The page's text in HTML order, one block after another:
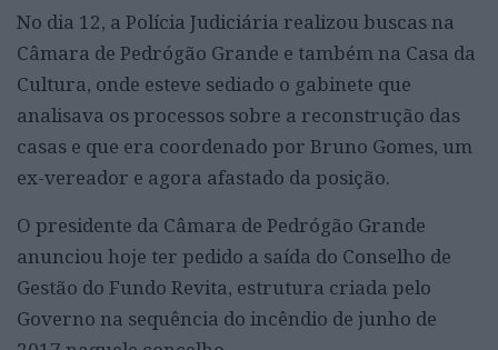
No dia 12, a Polícia Judiciária realizou buscas na
Câmara de Pedrógão Grande e também na Casa da
Cultura, onde esteve sediado o gabinete que
analisava os processos sobre a reconstrução das
casas e que era coordenado por Bruno Gomes, um
ex-vereador e agora afastado da posição.
O presidente da Câmara de Pedrógão Grande
anunciou hoje ter pedido a saída do Conselho de
Gestão do Fundo Revita, estrutura criada pelo
Governo na sequência do incêndio de junho de